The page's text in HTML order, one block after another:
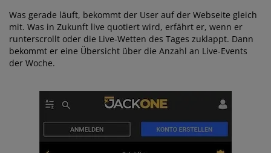
Was gerade läuft, bekommt der User auf der Webseite gleich
mit. Was in Zukunft live quotiert wird, erfährt er, wenn er
runterscrollt oder die Live-Wetten des Tages zuklappt. Dann
bekommt er eine Übersicht über die Anzahl an Live-Events
der Woche.